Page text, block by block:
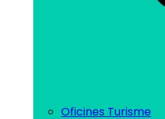
Oficines Turisme